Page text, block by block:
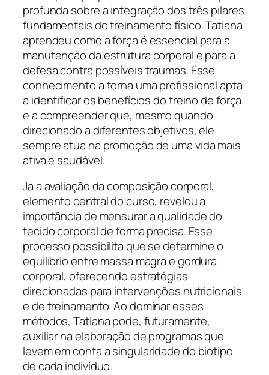
profunda sobre a integração dos três pilares
fundamentais do treinamento físico. Tatiana
aprendeu como a força é essencial para a
manutenção da estrutura corporal e para a
defesa contra possíveis traumas. Esse
conhecimento a torna uma profissional apta
a identificar os benefícios do treino de força
e a compreender que, mesmo quando
direcionado a diferentes objetivos, ele
sempre atua na promoção de uma vida mais
ativa e saudável.
Já a avaliação da composição corporal,
elemento central do curso, revelou a
importância de mensurar a qualidade do
tecido corporal de forma precisa. Esse
processo possibilita que se determine o
equilíbrio entre massa magra e gordura
corporal, oferecendo estratégias
direcionadas para intervenções nutricionais
e de treinamento. Ao dominar esses
métodos, Tatiana pode, futuramente,
auxiliar na elaboração de programas que
levem em conta a singularidade do biotipo
de cada indivíduo.